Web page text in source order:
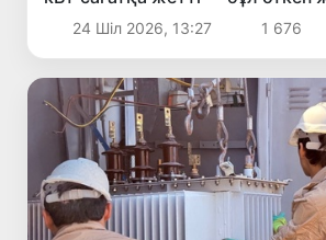
сәйкес кезеңімен
24 Шіл 2026, 13:27 1 676